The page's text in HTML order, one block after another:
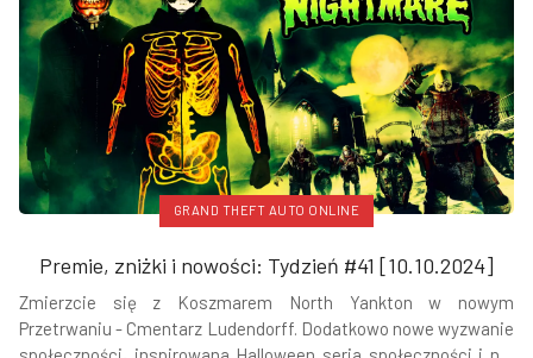
GRAND THEFT AUTO ONLINE
Premie, zniżki i nowości: Tydzień #41 [10.10.2024]
Zmierzcie się z Koszmarem North Yankton w nowym
Przetrwaniu - Cmentarz Ludendorff. Dodatkowo nowe wyzwanie